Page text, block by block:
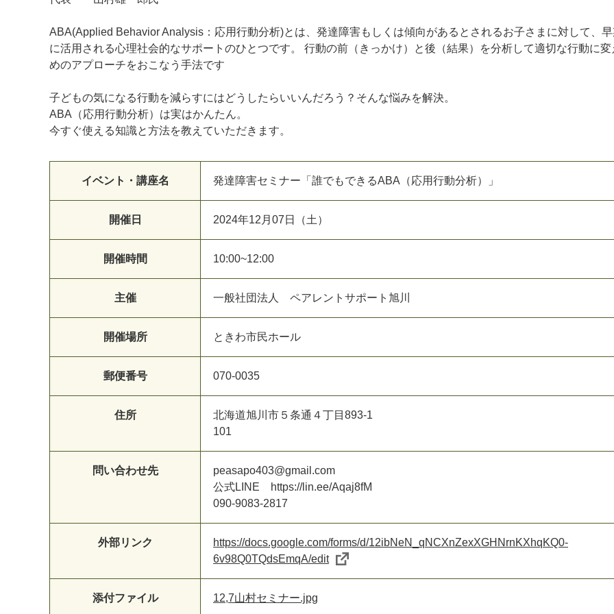
ABA(Applied Behavior Analysis：応用行動分析)とは、発達障害もしくは傾向があるとされるお子さまに対して、
に活用される心理社会的なサポートのひとつです。 行動の前（きっかけ）と後（結果）を分析して適切な行動に変
めのアプローチをおこなう手法です
子どもの気になる行動を減らすにはどうしたらいいんだろう？そんな悩みを解決。
ABA（応用行動分析）は実はかんたん。
今すぐ使える知識と方法を教えていただきます。
イベント・講座名 発達障害セミナー「誰でもできるABA（応用行動分析）」
開催日 2024年12月07日（土）
開催時間 10:00~12:00
主催 一般社団法人 ペアレントサポート旭川
開催場所 ときわ市民ホール
郵便番号 070-0035
住所
北海道旭川市５条通４丁目893-1
101
問い合わせ先
peasapo403@gmail.com
公式LINE https://lin.ee/Aqaj8fM
090-9083-2817
外部リンク
https://docs.google.com/forms/d/12ibNeN_qNCXnZexXGHNrnKXhqKQ0-
6v98Q0TQdsEmqA/edit
添付ファイル 12,7山村セミナー.jpg